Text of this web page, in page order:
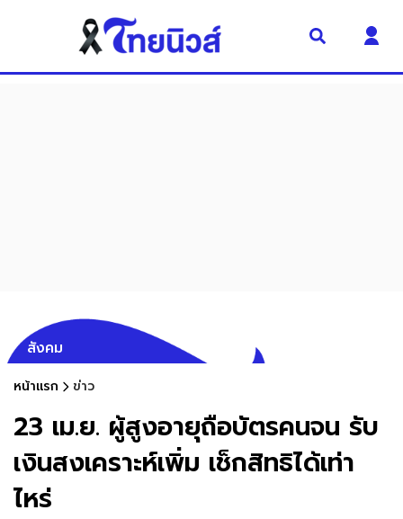
สังคม
หน้าแรก ข่าว
23 เม.ย. ผู้สูงอายุถือบัตรคนจน รับ
เงินสงเคราะห์เพิ่ม เช็กสิทธิได้เท่า
ไหร่